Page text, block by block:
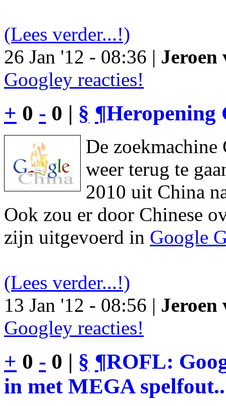
(Lees verder...!)
26 Jan '12 - 08:36 | Jeroen
Googley reacties!
+ 0 - 0 | § ¶Heropening
De
weer terug te
2010 uit China
Ook zou er door Chinese
zijn uitgevoerd in Google
(Lees verder...!)
13 Jan '12 - 08:56 | Jeroen
Googley reacties!
+ 0 - 0 | § ¶ROFL:
in met MEGA